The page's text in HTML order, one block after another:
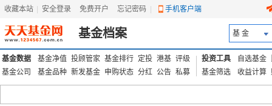
收藏本站 安全登录 免费开户 忘记密码 手机客户端
基金档案 基 金
基金数据 基金净值 投顾管家 基金排行 定投 港基 评级
基金公司
基金品种 新发基金 申购状态 分红 公告 私募
投资工具 自选基金
基金筛选
收益计算